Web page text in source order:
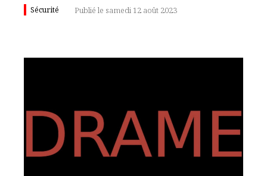
Sécurité Publié le samedi 12 août 2023